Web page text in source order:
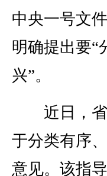
中央一号文
明确提出要“
兴”。
近日，省
于分类有序
意见。该指